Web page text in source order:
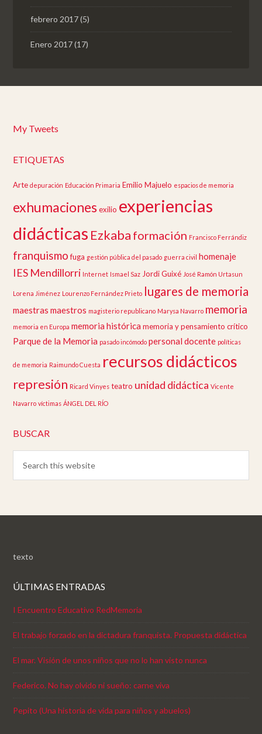
febrero 2017(5)
Enero 2017(17)
My Tweets
ETIQUETAS
Arte depuración Educación Primaria Emilio Majuelo espacios de memoria
exhumaciones exilio experiencias
didácticas Ezkaba formación Francisco Ferrándiz
franquismo fuga gestión pública del pasado guerra civil homenaje
IES Mendillorri Internet Ismael Saz Jordi Guixé José Ramón Urtasun
Lorena Jiménez Lourenzo Fernández Prieto lugares de memoria
maestras maestros magisterio republicano Marysa Navarro memoria
memoria en Europa memoria histórica memoria y pensamiento crítico
Parque de la Memoria pasado incómodo personal docente políticas
de memoria Raimundo Cuesta recursos didácticos
represión Ricard Vinyes teatro unidad didáctica Vicente
Navarro víctimas ÁNGEL DEL RÍO
BUSCAR
texto
ÚLTIMAS ENTRADAS
I Encuentro Educativo RedMemoria
El trabajo forzado en la dictadura franquista. Propuesta didáctica
El mar. Visión de unos niños que no lo han visto nunca
Federico. No hay olvido ni sueño: carne viva
Pepito (Una historia de vida para niños y abuelos)